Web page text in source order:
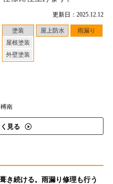
更新日：2025.12.12
塗装
屋根塗装
外壁塗装
屋上防水 雨漏り
南
見る
き続ける。雨漏り修理も行う